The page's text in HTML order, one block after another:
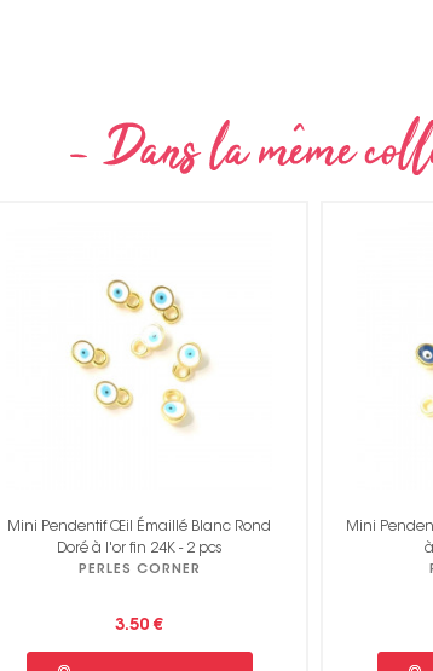
Mini Pendentif Œil Émaillé Bleu Rond Doré
à l'or fin 24K - 2 pcs
PERLES CORNER
3.50 €